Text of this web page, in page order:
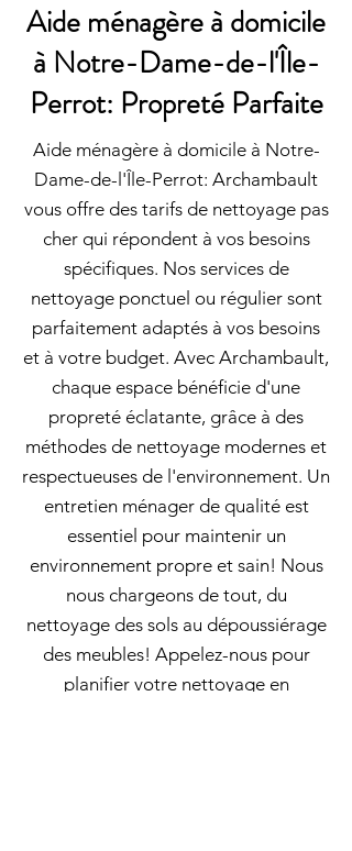
Aide ménagère à domicile
à Notre-Dame-de-l'Île-
Perrot: Propreté Parfaite
Aide ménagère à domicile à Notre-
Dame-de-l'Île-Perrot: Archambault
vous offre des tarifs de nettoyage pas
cher qui répondent à vos besoins
spécifiques. Nos services de
nettoyage ponctuel ou régulier sont
parfaitement adaptés à vos besoins
et à votre budget. Avec Archambault,
chaque espace bénéficie d'une
propreté éclatante, grâce à des
méthodes de nettoyage modernes et
respectueuses de l'environnement. Un
entretien ménager de qualité est
essentiel pour maintenir un
environnement propre et sain! Nous
nous chargeons de tout, du
nettoyage des sols au dépoussiérage
des meubles! Appelez-nous pour
planifier votre nettoyage en